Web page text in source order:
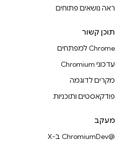
ראה נושאים פתוחים
תוכן קשור
Chrome למפתחים
עדכוני Chromium
מקרים לדוגמה
פודקאסטים ותוכניות
מעקב
@ChromiumDev ב-X